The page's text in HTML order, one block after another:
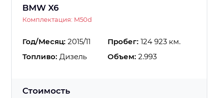
BMW X6
Комплектация: M50d
Год/Месяц: 2015/11 Пробег: 124 923 км.
Топливо: Дизель Объем: 2.993
Стоимость